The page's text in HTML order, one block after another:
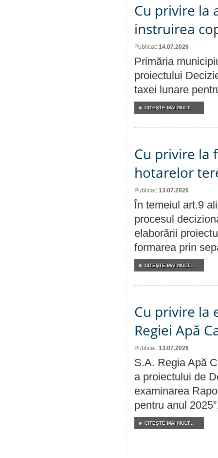
Cu privire la
instruirea
Publicat: 14.07.2026
Primăria
proiectului
taxei lunare
CITEŞTE MAI MULT...
Cu privire la
hotarelor
Publicat: 13.07.2026
În temeiul art.9
procesul
elaborării
formarea prin
CITEŞTE MAI MULT...
Cu privire la
Regiei Apă
Publicat: 13.07.2026
S.A. Regia Apă
a proiectului de
examinarea
pentru anul
CITEŞTE MAI MULT...